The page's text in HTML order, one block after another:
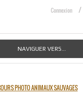
Connexion /
NAVIGUER VERS...
PHOTO ANIMAUX SAUVAGES